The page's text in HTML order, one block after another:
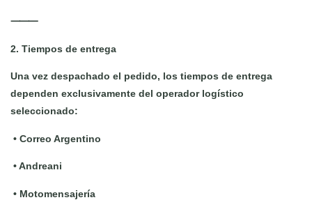
⸻
2. Tiempos de entrega
Una vez despachado el pedido, los tiempos de entrega
dependen exclusivamente del operador logístico
seleccionado:
• Correo Argentino
•Andreani
• Motomensajería